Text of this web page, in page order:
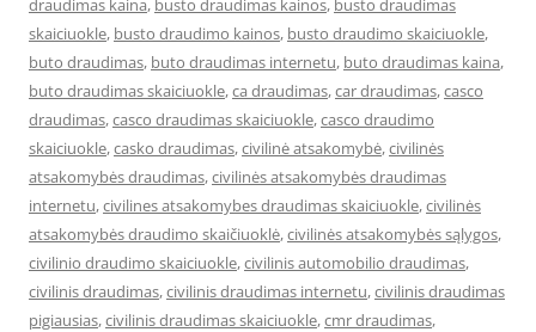
draudimas kaina, busto draudimas kainos, busto draudimas
skaiciuokle, busto draudimo kainos, busto draudimo skaiciuokle,
buto draudimas, buto draudimas internetu, buto draudimas kaina,
buto draudimas skaiciuokle,ca draudimas,car draudimas,casco
draudimas,casco draudimas skaiciuokle,casco draudimo
skaiciuokle,casko draudimas,civilinė atsakomybė,civilinės
atsakomybės draudimas,civilinės atsakomybės draudimas
internetu,civilines atsakomybes draudimas skaiciuokle,civilinės
atsakomybės draudimo skaičiuoklė,civilinės atsakomybės sąlygos,
civilinio draudimo skaiciuokle,civilinis automobilio draudimas,
civilinis draudimas,civilinis draudimas internetu,civilinis draudimas
pigiausias,civilinis draudimas skaiciuokle,cmr draudimas,